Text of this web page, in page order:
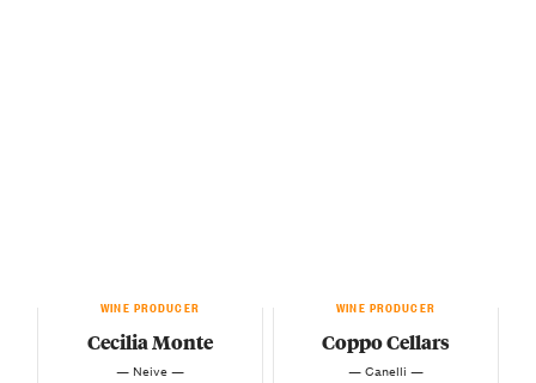
WINE PRODUCER
Cecilia Monte
— Neive —
WINE PRODUCER
Coppo Cellars
— Canelli —